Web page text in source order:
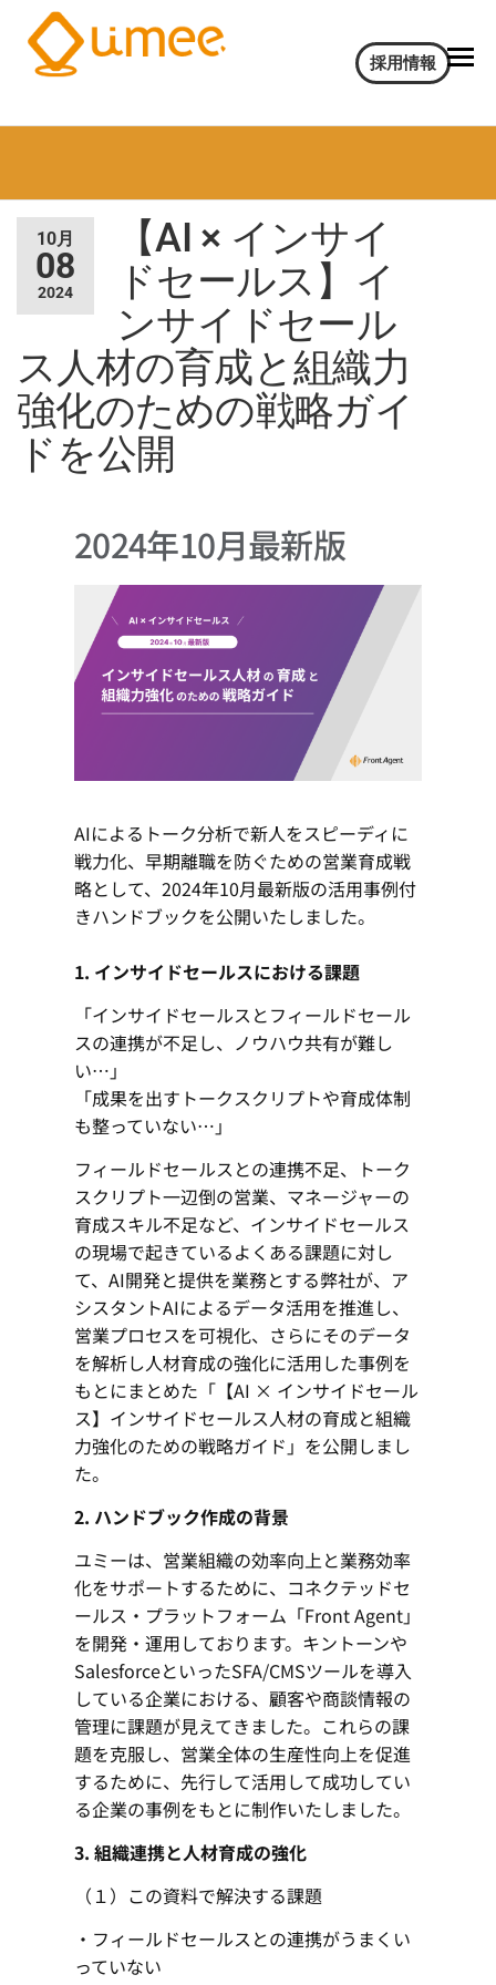
Technologies
株式会社
ン
ト
AI
気
通
信
大
学
認
定
ー
採用情報
10月
08
2024
【AI × インサイ
ドセールス】イ
ンサイドセール
ス人材の育成と組織力
強化のための戦略ガイ
ドを公開
2024年10月最新版
AIによるトーク分析で新人をスピーディに
戦力化、早期離職を防ぐための営業育成戦
略として、2024年10月最新版の活用事例付
きハンドブックを公開いたしました。
1. インサイドセールスにおける課題
「インサイドセールスとフィールドセール
スの連携が不足し、ノウハウ共有が難し
い…」
「成果を出すトークスクリプトや育成体制
も整っていない…」
フィールドセールスとの連携不足、トーク
スクリプト一辺倒の営業、マネージャーの
育成スキル不足など、インサイドセールス
の現場で起きているよくある課題に対し
て、AI開発と提供を業務とする弊社が、ア
シスタントAIによるデータ活用を推進し、
営業プロセスを可視化、さらにそのデータ
を解析し人材育成の強化に活用した事例を
もとにまとめた「【AI × インサイドセール
ス】インサイドセールス人材の育成と組織
力強化のための戦略ガイド」を公開しまし
た。
2. ハンドブック作成の背景
ユミーは、営業組織の効率向上と業務効率
化をサポートするために、コネクテッドセ
ールス・プラットフォーム「Front Agent」
を開発・運用しております。キントーンや
SalesforceといったSFA/CMSツールを導入
している企業における、顧客や商談情報の
管理に課題が見えてきました。これらの課
題を克服し、営業全体の生産性向上を促進
するために、先行して活用して成功してい
る企業の事例をもとに制作いたしました。
3. 組織連携と人材育成の強化
（１）この資料で解決する課題
・フィールドセールスとの連携がうまくい
っていない